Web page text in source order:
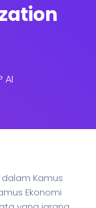
AI
Kamus
Ekonomi